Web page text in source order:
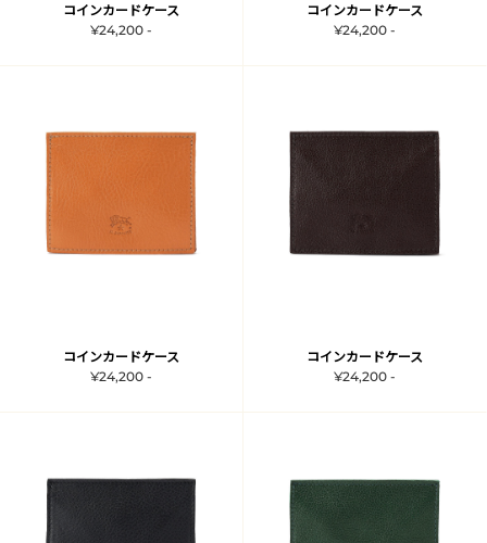
コインカードケース
¥24,200 -
コインカードケース
¥24,200 -
コインカードケース
¥24,200 -
コインカードケース
¥24,200 -